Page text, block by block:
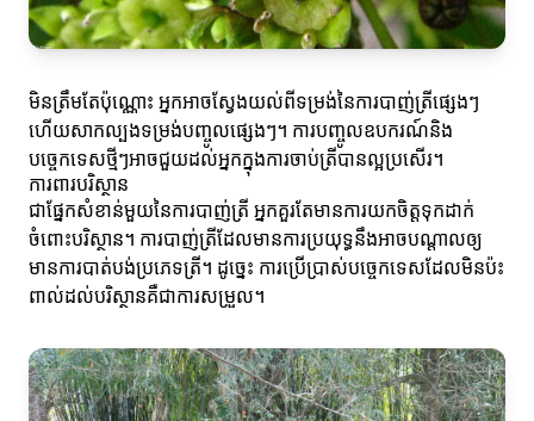
មិនត្រឹមតែប៉ុណ្ណោះ អ្នកអាចស្វែងយល់ពីទម្រង់នៃការបាញ់ត្រីផ្សេងៗ
ហើយសាកល្បងទម្រង់បញ្ចូលផ្សេងៗ។ ការបញ្ចូលឧបករណ៍និង
បច្ចេកទេសថ្មីៗអាចជួយដល់អ្នកក្នុងការចាប់ត្រីបានល្អប្រសើរ។
ការពារបរិស្ថាន
ជាផ្នែកសំខាន់មួយនៃការបាញ់ត្រី អ្នកគួរតែមានការយកចិត្តទុកដាក់
ចំពោះបរិស្ថាន។ ការបាញ់ត្រីដែលមានការប្រយុទ្ធនឹងអាចបណ្តាលឲ្យ
មានការបាត់បង់ប្រភេទត្រី។ ដូច្នេះ ការប្រើប្រាស់បច្ចេកទេសដែលមិនប៉ះ
ពាល់ដល់បរិស្ថានគឺជាការសម្រួល។